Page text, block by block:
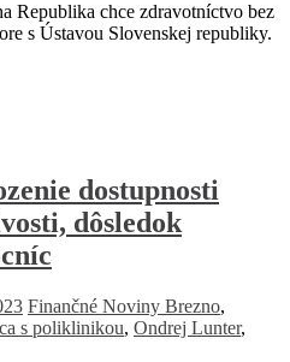
Republika chce zdravotníctvo bez
s Ústavou Slovenskej republiky.
dostupnosti
dôsledok
Finančné Noviny Brezno,
s poliklinikou, Ondrej Lunter,